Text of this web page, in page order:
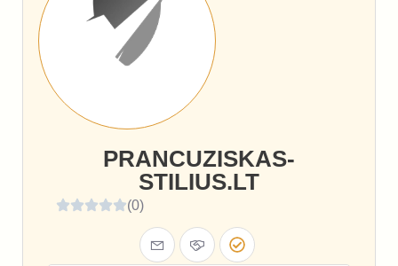
PRANCUZISKAS-
STILIUS.LT
(0)